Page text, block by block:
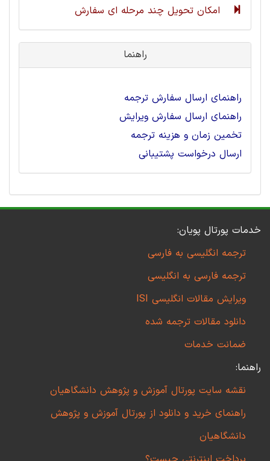
امکان تحویل چند مرحله ای سفارش
راهنما
راهنمای ارسال سفارش ترجمه
راهنمای ارسال سفارش ویرایش
تخمین زمان و هزینه ترجمه
ارسال درخواست پشتیبانی
خدمات پورتال پویان:
ترجمه انگلیسی به فارسی
ترجمه فارسی به انگلیسی
ویرایش مقالات انگلیسی ISI
دانلود مقالات ترجمه شده
ضمانت خدمات
راهنما:
نقشه سایت پورتال آموزش و پژوهش دانشگاهیان
راهنمای خرید و دانلود از پورتال آموزش و پژوهش
دانشگاهیان